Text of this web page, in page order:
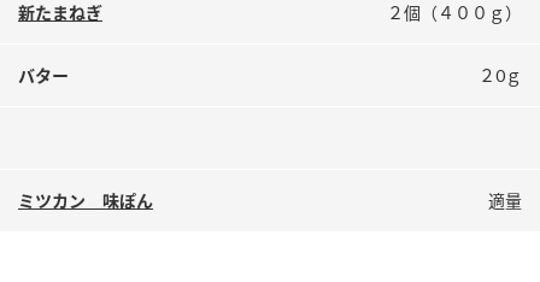
ミツカンのCM
検索
新たまねぎ ２個（４００ｇ）
バター ２0ｇ
ミツカン 味ぽん 適量